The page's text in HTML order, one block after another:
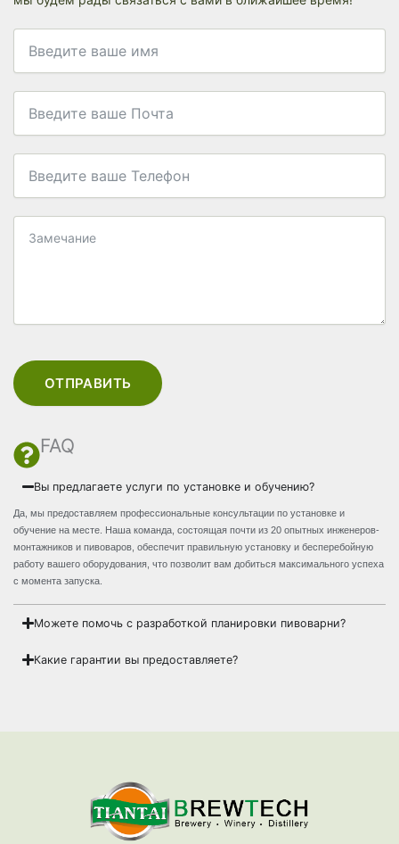
ОТПРАВИТЬ
FAQ
Вы предлагаете услуги по установке и обучению?
Да, мы предоставляем профессиональные консультации по установке и
обучение на месте. Наша команда, состоящая почти из 20 опытных инженеров-
монтажников и пивоваров, обеспечит правильную установку и бесперебойную
работу вашего оборудования, что позволит вам добиться максимального успеха
с момента запуска.
Можете помочь с разработкой планировки пивоварни?
Какие гарантии вы предоставляете?